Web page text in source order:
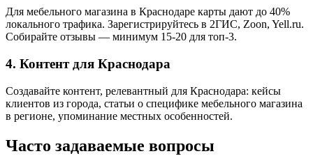
Для мебельного магазина в Краснодаре карты дают до 40%
локального трафика. Зарегистрируйтесь в 2ГИС, Zoon, Yell.ru.
Собирайте отзывы — минимум 15-20 для топ-3.
4. Контент для Краснодара
Создавайте контент, релевантный для Краснодара: кейсы
клиентов из города, статьи о специфике мебельного магазина
в регионе, упоминание местных особенностей.
Часто задаваемые вопросы